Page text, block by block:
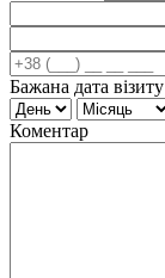
Бажана дата візиту
Коментар